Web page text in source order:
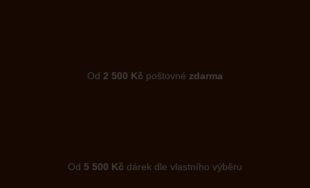
Od 2 500 Kč poštovné zdarma
Od 5 500 Kč dárek dle vlastního výběru